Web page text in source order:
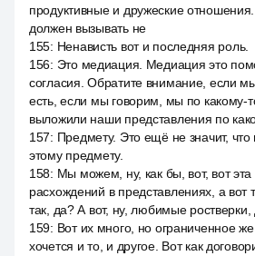
продуктивные и дружеские
должен вызывать не
155: Ненависть вот и последняя роль.
156: Это медиация. Медиация это
согласия. Обратите внимание, если
есть, если мы говорим, мы по какому-
выложили наши представления по
157: Предмету. Это ещё не значит,
этому предмету.
158: Мы можем, ну, как бы, вот, вот эта
расхождений в представлениях, а вот
так, да? А вот, ну, любимые ростверки,
159: Вот их много, но ограниченное
хочется и то, и другое. Вот как